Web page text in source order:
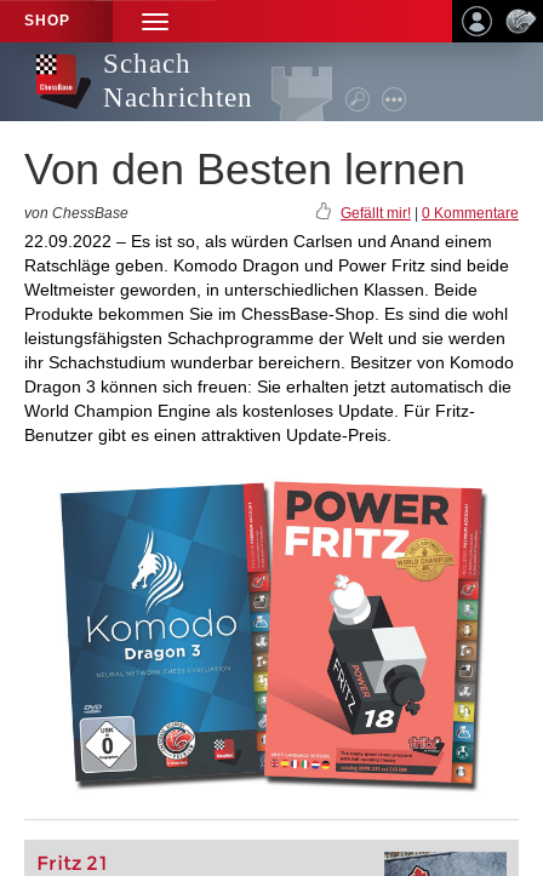
SHOP
TOGGLE
NAVIGATION
Schach
Nachrichten
Von den Besten lernen
von ChessBase Gefällt mir! 0 Kommentare
22.09.2022 – Es ist so, als würden Carlsen und Anand einem
Ratschläge geben. Komodo Dragon und Power Fritz sind beide
Weltmeister geworden, in unterschiedlichen Klassen. Beide
Produkte bekommen Sie im ChessBase-Shop. Es sind die wohl
leistungsfähigsten Schachprogramme der Welt und sie werden
ihr Schachstudium wunderbar bereichern. Besitzer von Komodo
Dragon 3 können sich freuen: Sie erhalten jetzt automatisch die
World Champion Engine als kostenloses Update. Für Fritz-
Benutzer gibt es einen attraktiven Update-Preis.
Fritz 21